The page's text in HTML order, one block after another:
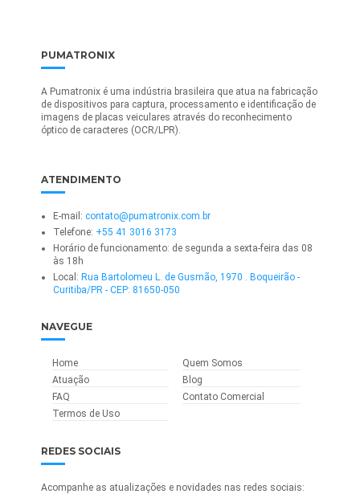
PUMATRONIX
A Pumatronix é uma indústria brasileira que atua na fabricação
de dispositivos para captura, processamento e identificação de
imagens de placas veiculares através do reconhecimento
óptico de caracteres (OCR/LPR).
ATENDIMENTO
E-mail: contato@pumatronix.com.br
Telefone: +55 41 3016 3173
Horário de funcionamento: de segunda a sexta-feira das 08
às 18h
Local: Rua Bartolomeu L. de Gusmão, 1970 . Boqueirão -
Curitiba/PR - CEP: 81650-050
NAVEGUE
Home
Quem Somos
Atuação
Blog
FAQ
Contato Comercial
Termos de Uso
REDES SOCIAIS
Acompanhe as atualizações e novidades nas redes sociais: